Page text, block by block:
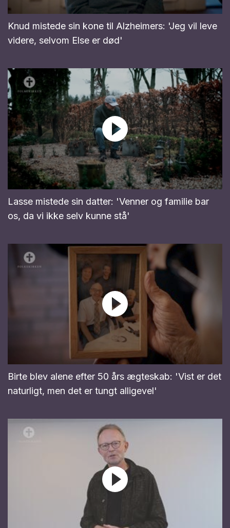
Knud mistede sin kone til Alzheimers: 'Jeg vil leve
videre, selvom Else er død'
Lasse mistede sin datter: 'Venner og familie bar
os, da vi ikke selv kunne stå'
Birte blev alene efter 50 års ægteskab: 'Vist er det
naturligt, men det er tungt alligevel'